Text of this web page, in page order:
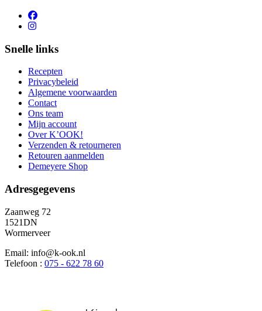
Snelle links
Recepten
Privacybeleid
Algemene voorwaarden
Contact
Ons team
Mijn account
Over K’OOK!
Verzenden & retourneren
Retouren aanmelden
Demeyere Shop
Adresgegevens
Zaanweg 72
1521DN
Wormerveer
Email: info@k-ook.nl
Telefoon : 075 - 622 78 60